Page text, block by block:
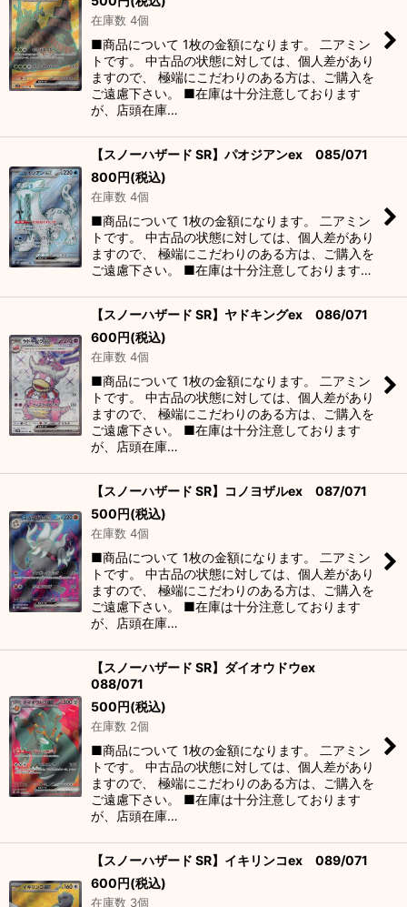
在庫数 4個
■商品について 1枚の金額になります。 二アミン
トです。 中古品の状態に対しては、個人差があり
ますので、 極端にこだわりのある方は、ご購入を
ご遠慮下さい。 ■在庫は十分注意しております
が、店頭在庫…
【スノーハザード SR】パオジアンex 085/071
800円(税込)
在庫数 4個
■商品について 1枚の金額になります。 二アミン
トです。 中古品の状態に対しては、個人差があり
ますので、 極端にこだわりのある方は、ご購入を
ご遠慮下さい。 ■在庫は十分注意しております…
【スノーハザード SR】ヤドキングex 086/071
600円(税込)
在庫数 4個
■商品について 1枚の金額になります。 二アミン
トです。 中古品の状態に対しては、個人差があり
ますので、 極端にこだわりのある方は、ご購入を
ご遠慮下さい。 ■在庫は十分注意しております
が、店頭在庫…
【スノーハザード SR】コノヨザルex 087/071
500円(税込)
在庫数 4個
■商品について 1枚の金額になります。 二アミン
トです。 中古品の状態に対しては、個人差があり
ますので、 極端にこだわりのある方は、ご購入を
ご遠慮下さい。 ■在庫は十分注意しております
が、店頭在庫…
【スノーハザード SR】ダイオウドウex
088/071
500円(税込)
在庫数 2個
■商品について 1枚の金額になります。 二アミン
トです。 中古品の状態に対しては、個人差があり
ますので、 極端にこだわりのある方は、ご購入を
ご遠慮下さい。 ■在庫は十分注意しております
が、店頭在庫…
【スノーハザード SR】イキリンコex 089/071
600円(税込)
在庫数 3個